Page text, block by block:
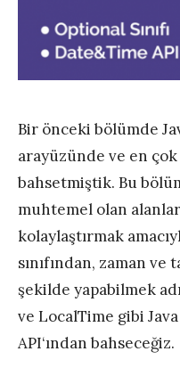
Bir önceki bölümde
arayüzünde ve en
bahsetmiştik. Bu
muhtemel olan
kolaylaştırmak
sınıfından, zaman
şekilde yapabilmek
ve LocalTime gibi
API‘ından bahseceğiz.